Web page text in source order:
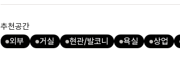
추천공간
외부
거실 현관/발코니 욕실 상업